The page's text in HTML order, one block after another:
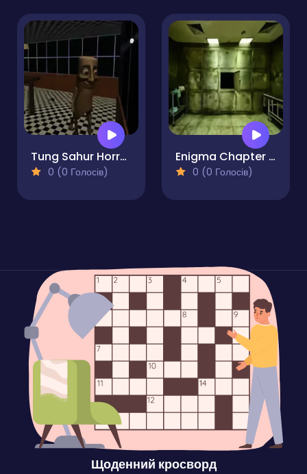
Tung Sahur Horror Escape
0 (0 Голосів)
Enigma Chapter 1 - Morgue Escape
0 (0 Голосів)
Щоденний кросворд